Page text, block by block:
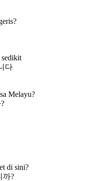
sedikit
다
Melayu?
di sini?
까?